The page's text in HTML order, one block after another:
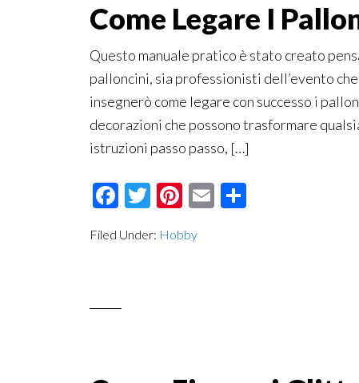
Come Legare I
Questo manuale pratico è stato creato
palloncini, sia professionisti dell’evento
insegnerò come legare con successo i
decorazioni che possono trasformare
istruzioni passo passo, […]
Facebook
Twitter
Pinterest
Email
Filed Under: Hobby